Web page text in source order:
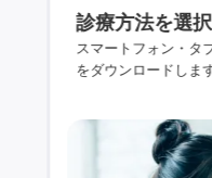
診療方法を選択
スマートフォン・タ
をダウンロードします